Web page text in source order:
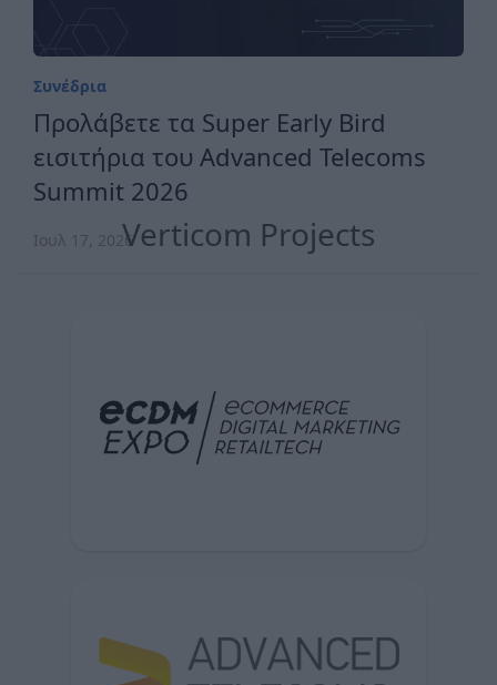
Συνέδρια
Προλάβετε τα Super Early Bird
εισιτήρια του Advanced Telecoms
Summit 2026
Ιουλ 17, 2026Verticom Projects